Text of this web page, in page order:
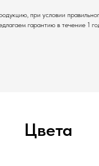
при условии
гарантию в течение 1
Цвета